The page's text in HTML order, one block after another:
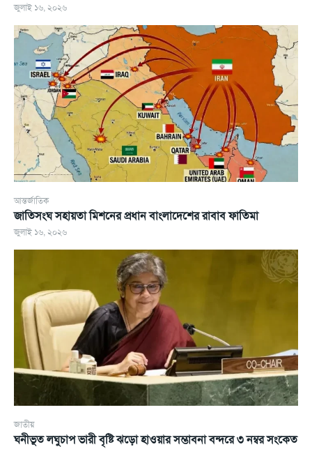
জুলাই ১৬, ২০২৬
আন্তর্জাতিক
জাতিসংঘ সহায়তা মিশনের প্রধান বাংলাদেশের রাবাব ফাতিমা
জুলাই ১৬, ২০২৬
জাতীয়
ঘনীভূত লঘুচাপ ভারী বৃষ্টি ঝড়ো হাওয়ার সম্ভাবনা বন্দরে ৩ নম্বর সংকেত